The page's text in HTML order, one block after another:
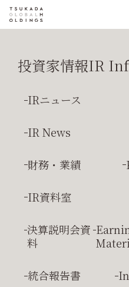
くの皆様へ当社事業への一
待制度を導入しております。
毎年12月31日および6月30日
投資家情報IR
IRニュース
IR News
財務・業績
連結経営成績
キャッシュフ
IR資料室
決算短信Earnings
有価証券報告書
臨時報告書
決算説明会資
料
統合報告書